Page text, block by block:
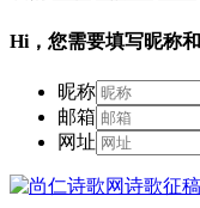
Hi，您需要填写昵称和
昵称
邮箱
网址